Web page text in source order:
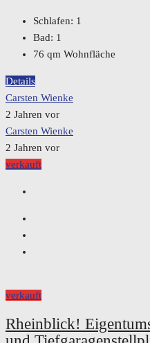
Schlafen: 1
Bad: 1
76 qm Wohnfläche
Details
Carsten Wienke
2 Jahren vor
Carsten Wienke
2 Jahren vor
verkauft
verkauft
Rheinblick!